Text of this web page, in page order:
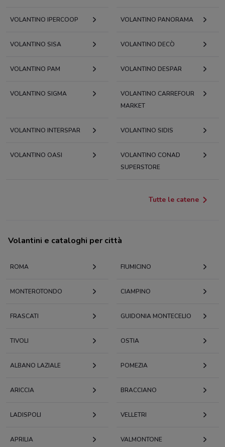
VOLANTINO IPERCOOP VOLANTINO PANORAMA
VOLANTINO SISA VOLANTINO DECÒ
VOLANTINO PAM VOLANTINO DESPAR
VOLANTINO SIGMA
VOLANTINO CARREFOUR
MARKET
VOLANTINO INTERSPAR VOLANTINO SIDIS
VOLANTINO OASI
VOLANTINO CONAD
SUPERSTORE
Tutte le catene
Volantini e cataloghi per città
ROMA FIUMICINO
MONTEROTONDO CIAMPINO
FRASCATI GUIDONIA MONTECELIO
TIVOLI OSTIA
ALBANO LAZIALE POMEZIA
ARICCIA BRACCIANO
LADISPOLI VELLETRI
APRILIA VALMONTONE